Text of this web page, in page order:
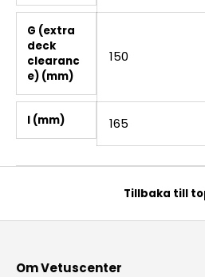
G (extra
deck
clearanc
e) (mm)
150
I (mm) 165
Tillbaka till
Om Vetuscenter